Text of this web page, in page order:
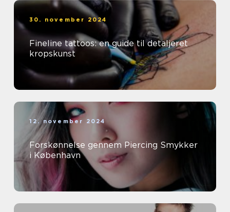
30. november 2024
Fineline tattoos: en guide til detaljeret
kropskunst
12. november 2024
Forskønnelse gennem Piercing Smykker
i København